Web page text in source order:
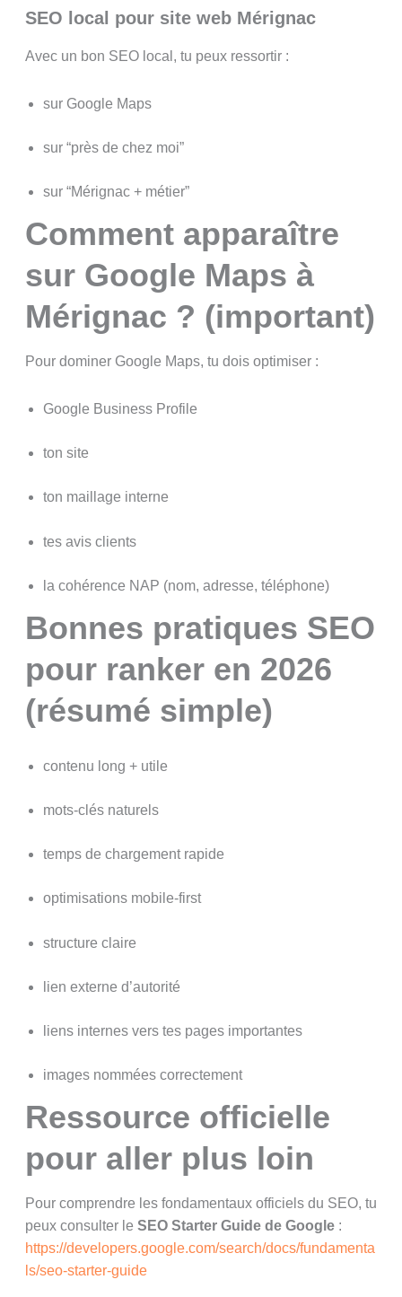
SEO local pour site web Mérignac
Avec un bon SEO local, tu peux ressortir :
sur Google Maps
sur “près de chez moi”
sur “Mérignac + métier”
Comment apparaître
sur Google Maps à
Mérignac ? (important)
Pour dominer Google Maps, tu dois optimiser :
Google Business Profile
ton site
ton maillage interne
tes avis clients
la cohérence NAP (nom, adresse, téléphone)
Bonnes pratiques SEO
pour ranker en 2026
(résumé simple)
contenu long + utile
mots-clés naturels
temps de chargement rapide
optimisations mobile-first
structure claire
lien externe d’autorité
liens internes vers tes pages importantes
images nommées correctement
Ressource officielle
pour aller plus loin
Pour comprendre les fondamentaux officiels du SEO, tu
peux consulter le SEO Starter Guide de Google:
https://developers.google.com/search/docs/fundamenta
ls/seo-starter-guide